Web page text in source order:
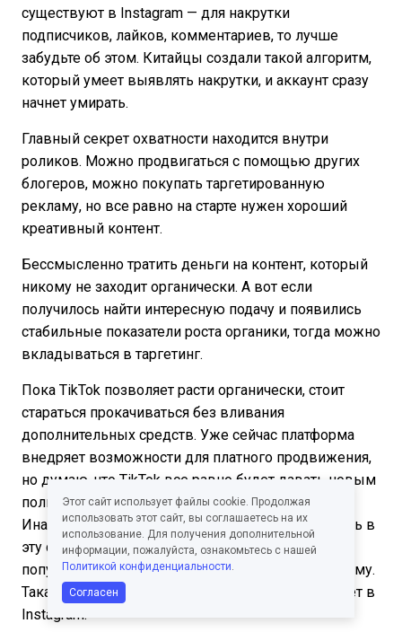
существуют в Instagram — для накрутки
подписчиков, лайков, комментариев, то лучше
забудьте об этом. Китайцы создали такой алгоритм,
который умеет выявлять накрутки, и аккаунт сразу
начнет умирать.
Главный секрет охватности находится внутри
роликов. Можно продвигаться с помощью других
блогеров, можно покупать таргетированную
рекламу, но все равно на старте нужен хороший
креативный контент.
Бессмысленно тратить деньги на контент, который
никому не заходит органически. А вот если
получилось найти интересную подачу и появились
стабильные показатели роста органики, тогда можно
вкладываться в таргетинг.
Пока TikTok позволяет расти органически, стоит
стараться прокачиваться без вливания
дополнительных средств. Уже сейчас платформа
внедряет возможности для платного продвижения,
но думаю, что TikTok все равно будет давать новым
пользователям шанс собирать охваты без денег.
Иначе людям станет просто неинтересно заходить в
эту соцсеть: все будут понимать, что для
популярности нужно вкладывать деньги в рекламу.
Такая обкатанная система уже прекрасно работает в
Instagram.
Этот сайт использует файлы cookie. Продолжая
использовать этот сайт, вы соглашаетесь на их
использование. Для получения дополнительной
информации, пожалуйста, ознакомьтесь с нашей
Политикой конфиденциальности.
Согласен